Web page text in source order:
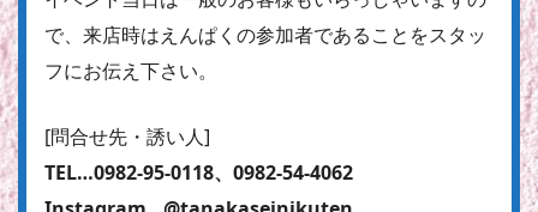
で、来店時はえんぱくの参加者であることをスタッ
フにお伝え下さい。
[問合せ先・誘い人]
TEL…0982-95-0118、0982-54-4062